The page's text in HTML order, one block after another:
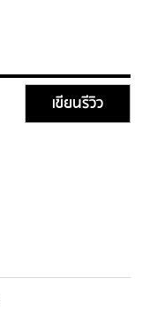
เขียนรีวิว